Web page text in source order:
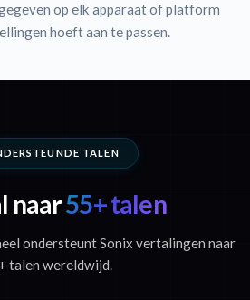
op elk apparaat of platform
hoeft aan te passen.
TALEN
naar55+ talen
ondersteunt Sonix vertalingen naar
talen wereldwijd.